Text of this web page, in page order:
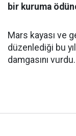
bir kuruma
Mars kayası ve
düzenlediği bu
damgasını vurdu.